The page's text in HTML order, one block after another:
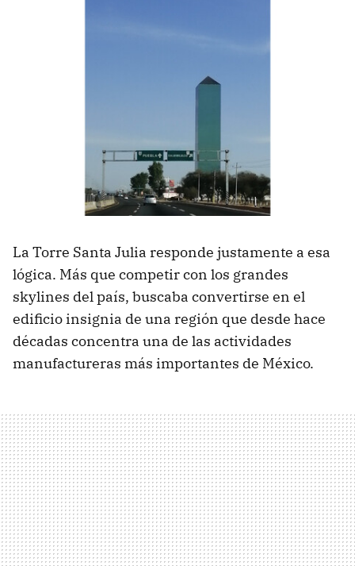
La Torre Santa Julia responde justamente a esa
lógica. Más que competir con los grandes
skylines del país, buscaba convertirse en el
edificio insignia de una región que desde hace
décadas concentra una de las actividades
manufactureras más importantes de México.